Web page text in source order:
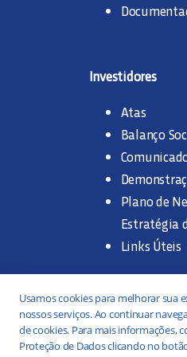
Investidores
Atas
Balanço
Plano de
Estratégia
Links Úteis
Trabalhe na
Concurso
Estágio
Usamos cookies para melhorar sua
nossos serviços. Ao continuar
de cookies. Para mais informações,
Proteção de Dados clicando no